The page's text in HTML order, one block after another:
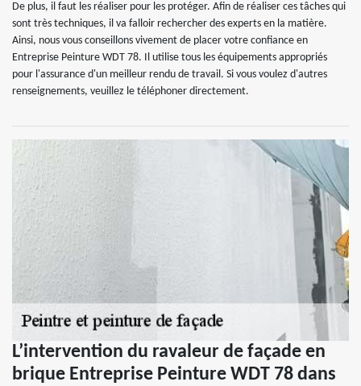
De plus, il faut les réaliser pour les protéger. Afin de réaliser ces tâches qui
sont très techniques, il va falloir rechercher des experts en la matière.
Ainsi, nous vous conseillons vivement de placer votre confiance en
Entreprise Peinture WDT 78. Il utilise tous les équipements appropriés
pour l'assurance d'un meilleur rendu de travail. Si vous voulez d'autres
renseignements, veuillez le téléphoner directement.
L’intervention du ravaleur de façade en
brique Entreprise Peinture WDT 78 dans